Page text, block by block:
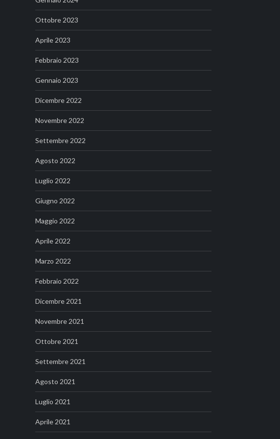
Ottobre 2023
Aprile 2023
Febbraio 2023
Gennaio 2023
Dicembre 2022
Novembre 2022
Settembre 2022
Agosto 2022
Luglio 2022
Giugno 2022
Maggio 2022
Aprile 2022
Marzo 2022
Febbraio 2022
Dicembre 2021
Novembre 2021
Ottobre 2021
Settembre 2021
Agosto 2021
Luglio 2021
Aprile 2021